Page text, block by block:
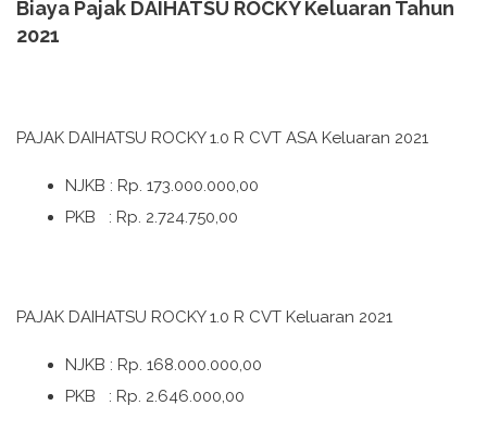
Biaya Pajak DAIHATSU ROCKY Keluaran Tahun
2021
PAJAK DAIHATSU ROCKY 1.0 R CVT ASA Keluaran 2021
NJKB : Rp. 173.000.000,00
PKB : Rp. 2.724.750,00
PAJAK DAIHATSU ROCKY 1.0 R CVT Keluaran 2021
NJKB : Rp. 168.000.000,00
PKB : Rp. 2.646.000,00